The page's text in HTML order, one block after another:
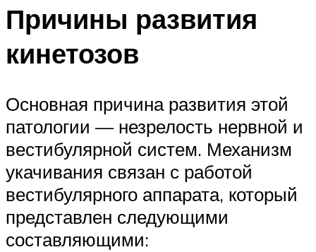
Причины развития
кинетозов
Основная причина развития этой
патологии — незрелость нервной и
вестибулярной систем. Механизм
укачивания связан с работой
вестибулярного аппарата, который
представлен следующими
составляющими: